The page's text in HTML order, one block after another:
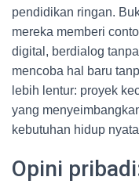
pendidikan ringan.
mereka memberi
digital, berdialog
mencoba hal baru
lebih lentur: proyek
yang
kebutuhan hidup
Opini